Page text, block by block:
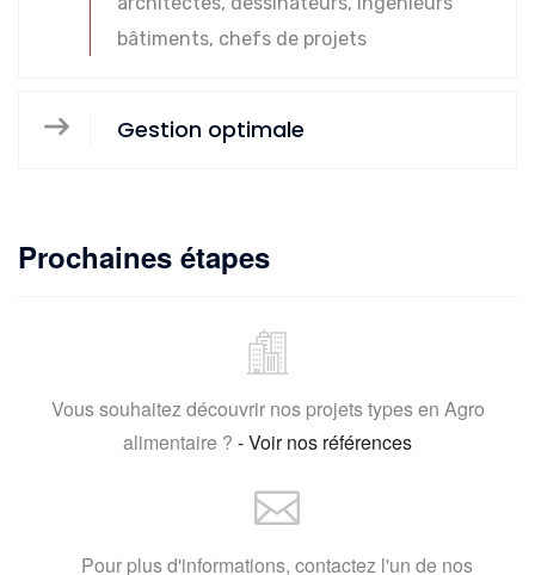
bâtiments, chefs de projets
Gestion optimale
Prochaines étapes
Vous souhaitez découvrir nos projets types en Agro
alimentaire ? - Voir nos références
Pour plus d'informations, contactez l'un de nos